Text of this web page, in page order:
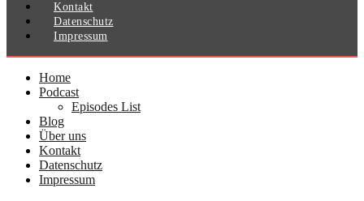
Kontakt
Datenschutz
Impressum
Home
Podcast
Episodes List
Blog
Über uns
Kontakt
Datenschutz
Impressum